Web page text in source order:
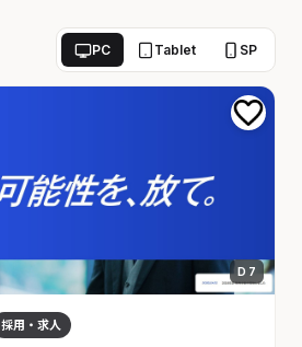
PC Tablet SP
D 7
採用・求人